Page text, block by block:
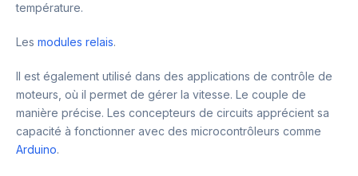
température.
Les modules relais.
Il est également utilisé dans des applications de contrôle de
moteurs, où il permet de gérer la vitesse. Le couple de
manière précise. Les concepteurs de circuits apprécient sa
capacité à fonctionner avec des microcontrôleurs comme
Arduino.